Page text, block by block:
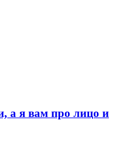
а я вам про лицо и